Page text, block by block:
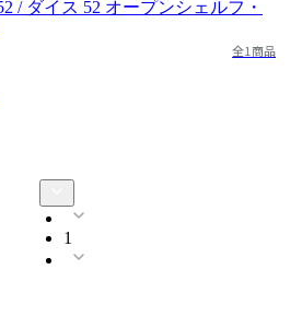
全1商品
1